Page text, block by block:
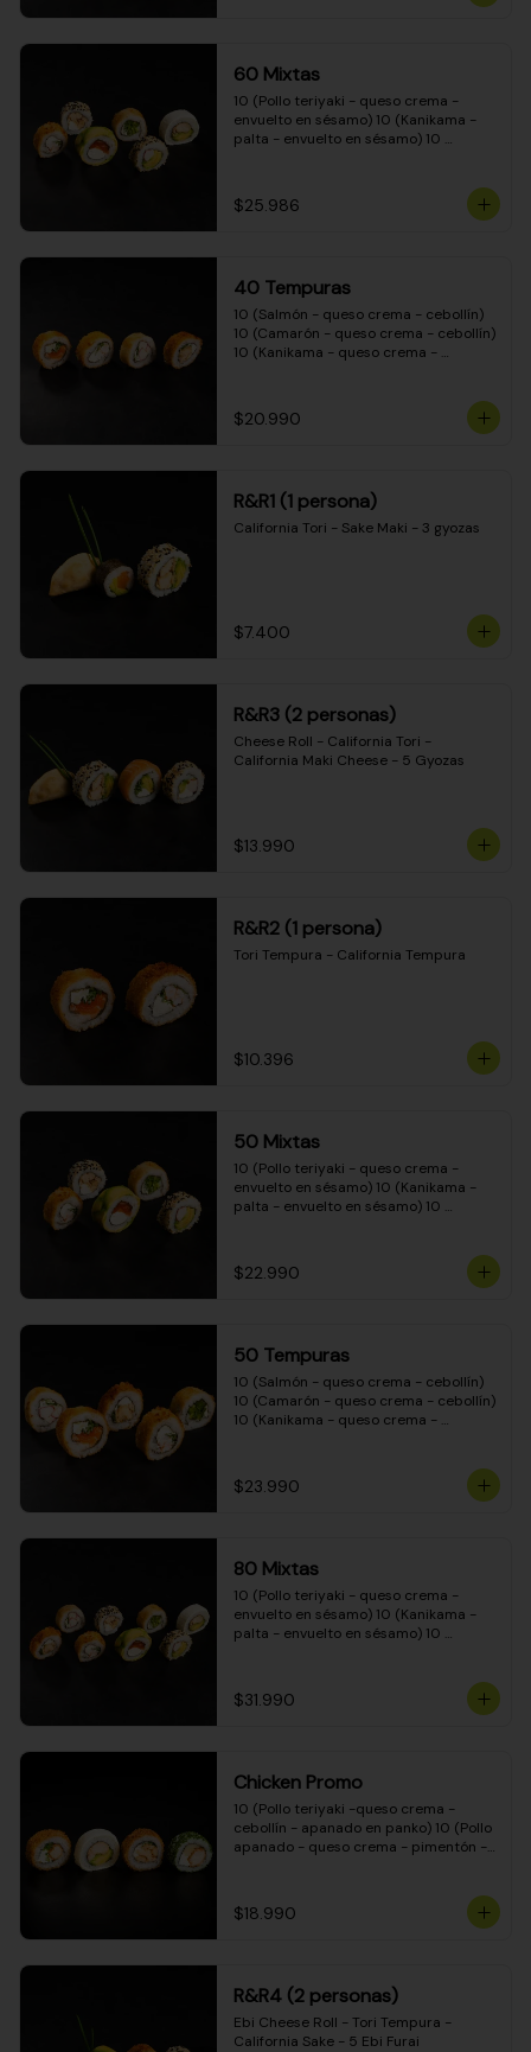
(Pimentón - queso crema - cebollín -
envuelto en masa tempura)
60 Mixtas
10 (Pollo teriyaki - queso crema -
envuelto en sésamo) 10 (Kanikama -
palta - envuelto en sésamo) 10
envuelto en queso crema) 10
(Camarón - queso crema - cebollín -
$25.986
40 Tempuras
10 (Salmón - queso crema - cebollín)
10 (Camarón - queso crema - cebollín)
10 (Kanikama - queso crema -
$20.990
R&R1 (1 persona)
California Tori - Sake Maki - 3 gyozas
$7.400
R&R3 (2 personas)
Cheese Roll - California Tori -
California Maki Cheese - 5 Gyozas
$13.990
R&R2 (1 persona)
Tori Tempura - California Tempura
$10.396
50 Mixtas
10 (Pollo teriyaki - queso crema -
envuelto en sésamo) 10 (Kanikama -
palta - envuelto en sésamo) 10
cebollín - envuelto en masa tempura)
10 (Pimentón - queso crema - cebollín
$22.990
50 Tempuras
10 (Salmón - queso crema - cebollín)
10 (Camarón - queso crema - cebollín)
10 (Kanikama - queso crema -
crema - cebollín)
$23.990
80 Mixtas
10 (Pollo teriyaki - queso crema -
envuelto en sésamo) 10 (Kanikama -
palta - envuelto en sésamo) 10
envuelto en queso crema) 10
(Camarón - queso crema - cebollín -
teriyaki - queso crema - cebollín -
envuelto en masa tempura) 10
(Pimentón - queso crema - cebollín -
envuelto en masa tempura)
$31.990
Chicken Promo
10 (Pollo teriyaki -queso crema -
cebollín - apanado en panko) 10 (Pollo
apanado - queso crema - pimentón -
ciboulette) 10 (Pollo teriyaki - palta -
envuelto en queso crema)
$18.990
R&R4 (2 personas)
Ebi Cheese Roll - Tori Tempura -
California Sake - 5 Ebi Furai